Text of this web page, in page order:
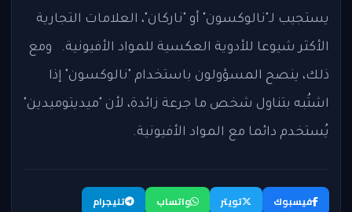
يستجيب لـ"نالوكسون" أو "ناركان"، العلامات التجارية
الأكثر شيوعا للأدوية العكسية للمواد الأفيونية. ومع
ذلك، ينصح المسؤولون باستخدام "نالوكسون" إذا
اشتُبه بتناول شخص ما جرعة زائدة، لأن "ميديتوميدين"
يُستخدم دائما مع المواد الأفيونية.
فيسبوك تويتر واتساب
تليجرام